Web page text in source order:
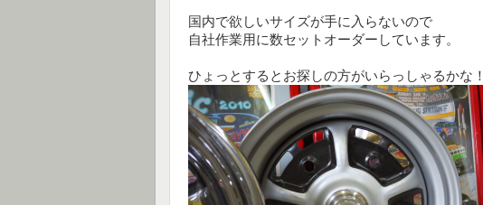
国内で欲しいサイズが手に入らないので
自社作業用に数セットオーダーしています。
ひょっとするとお探しの方がいらっしゃるかな